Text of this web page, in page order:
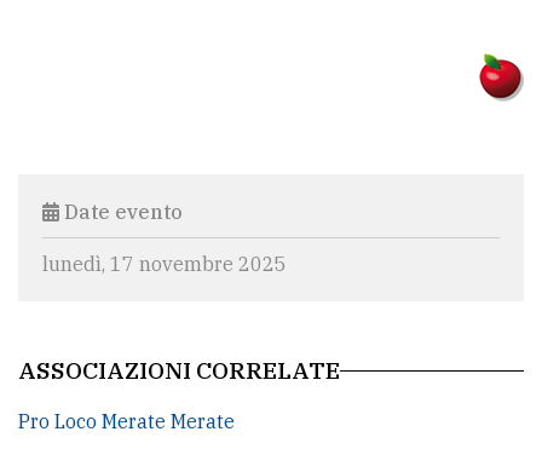
Date evento
lunedì, 17 novembre 2025
ASSOCIAZIONI CORRELATE
Pro Loco Merate Merate